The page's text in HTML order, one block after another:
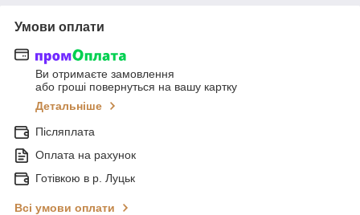
Умови оплати
Ви отримаєте замовлення
або гроші повернуться на вашу картку
Детальніше
Післяплата
Оплата на рахунок
Готівкою в р. Луцьк
Всі умови оплати